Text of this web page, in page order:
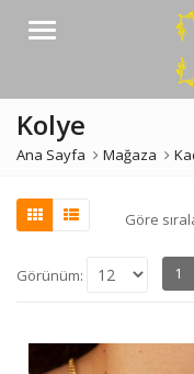
Menü
Kolye
Ana Sayfa Mağaza
Göre
Görünüm: 1